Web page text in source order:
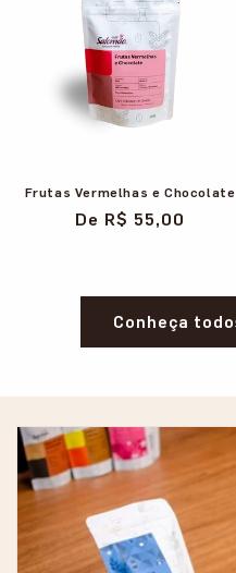
Frutas Vermelhas e Chocolate
Preço
De R$ 55,00
Conheça